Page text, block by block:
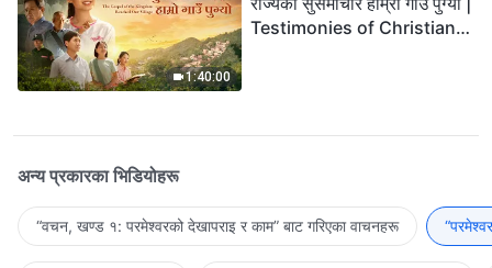
1:40:00
Testimonies of Christians
अन्य प्रकारका भिडियोहरू
“वचन, खण्ड १: परमेश्‍वरको देखापराइ र काम” बाट गरिएका वाचनहरू